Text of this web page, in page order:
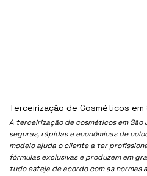
A terceirização de cosméticos em São
seguras, rápidas e econômicas de
modelo ajuda o cliente a ter
fórmulas exclusivas e produzem em
tudo esteja de acordo com as normas
Terceirização de Cosméticos